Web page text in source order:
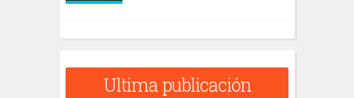
Ultima publicación